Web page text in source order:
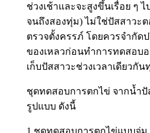
ช่วงเช้าและจะสูงขึ้นเรื่อย ๆ
จนถึงสองทุ่ม) ไม่ใช่ปัสสาวะ
ตรวจตั้งครรภ์ โดยควรจำกัด
ของเหลวก่อนทำการทดสอบ
เก็บปัสสาวะช่วงเวลาเดียวกัน
ชุดทดสอบการตกไข่ จากน้ำปั
รูปแบบ ดังนี้
1.ชุดทดสอบการตกไข่แบบจุ่ม